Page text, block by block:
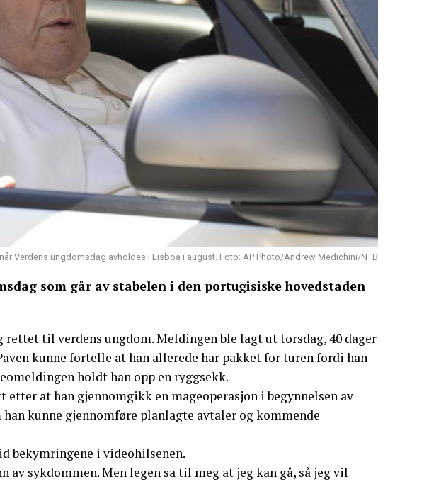
Verdens ungdomsdag avholdes i Lisboa i august. Foto: AP Photo/Andrew Medichini/NTB
som går av stabelen i den portugisiske hovedstaden
rettet til verdens ungdom. Meldingen ble lagt ut torsdag, 40 dager
kunne fortelle at han allerede har pakket for turen fordi han
holdt han opp en ryggsekk.
at han gjennomgikk en mageoperasjon i begynnelsen av
kunne gjennomføre planlagte avtaler og kommende
bekymringene i videohilsenen.
av sykdommen. Men legen sa til meg at jeg kan gå, så jeg vil